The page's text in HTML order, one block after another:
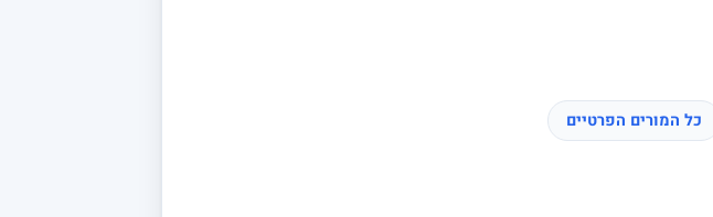
כל המורים הפרטיים